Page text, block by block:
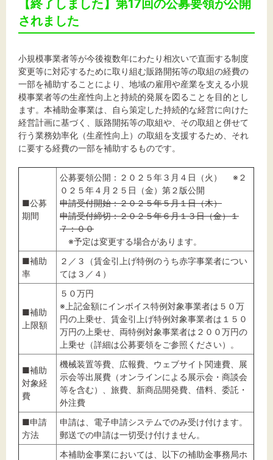
【終了しました】第17回の公募要領が公開
されました
小規模事業者等が今後複数年にわたり相次いで直面する制度
変更等に対応するために取り組む販路開拓等の取組の経費の
一部を補助することにより、地域の雇用や産業を支える小規
模事業者等の生産性向上と持続的発展を図ることを目的とし
ます。本補助金事業は、自ら策定した持続的な経営に向けた
経営計画に基づく、販路開拓等の取組や、その取組と併せて
行う業務効率化（生産性向上）の取組を支援するため、それ
に要する経費の一部を補助するものです。
■公募
期間
公募要領公開：２０２５年３月４日（火） ※２
０２５年４月２５日（金）第２版公開
申請受付開始：２０２５年５月１日（木）
申請受付締切：２０２５年６月１３日（金）１
７：００
※予定は変更する場合があります。
■補助
率
２／３（賃金引上げ特例のうち赤字事業者につい
ては３／４）
■補助
上限額
５０万円
※上記金額にインボイス特例対象事業者は５０万
円の上乗せ、賃金引上げ特例対象事業者は１５０
万円の上乗せ、両特例対象事業者は２００万円の
上乗せ（詳細は公募要領をご参照ください）。
■補助
対象経
費
機械装置等費、広報費、ウェブサイト関連費、展
示会等出展費（オンラインによる展示会・商談会
等を含む）、旅費、新商品開発費、借料、委託・
外注費
■申請
方法
申請は、電子申請システムでのみ受け付けます。
郵送での申請は一切受け付けません。
本補助金事業においては、以下の補助金事務局ホ